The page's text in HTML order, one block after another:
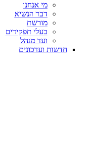
מי אנחנו
דבר הנשיא
מורשת
בעלי תפקידים
ועד מנהל
חדשות ועדכונים